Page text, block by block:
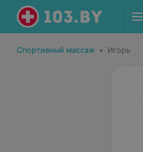
Спортивный массаж • Игорь